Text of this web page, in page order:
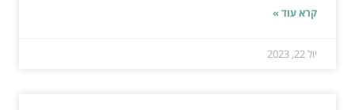
קרא עוד »
יול 22, 2023